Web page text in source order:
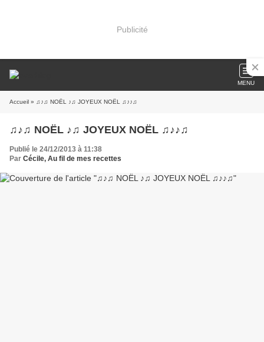
Publicité
MENU
Accueil » ♫♪♫ NOËL ♪♫ JOYEUX NOËL ♫♪♪♫
♫♪♫ NOËL ♪♫ JOYEUX NOËL ♫♪♪♫
Publié le 24/12/2013 à 11:38
Par Cécile, Au fil de mes recettes